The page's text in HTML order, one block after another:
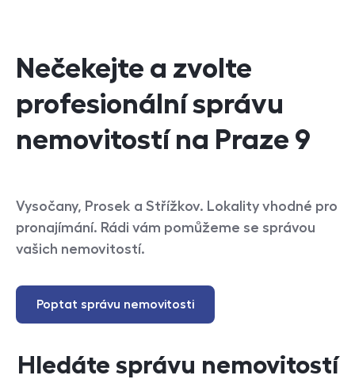
Nečekejte a zvolte
profesionální správu
nemovitostí na Praze 9
Vysočany, Prosek a Střížkov. Lokality vhodné pro
pronajímání. Rádi vám pomůžeme se správou
vašich nemovitostí.
Poptat správu nemovitosti
Hledáte správu nemovitostí